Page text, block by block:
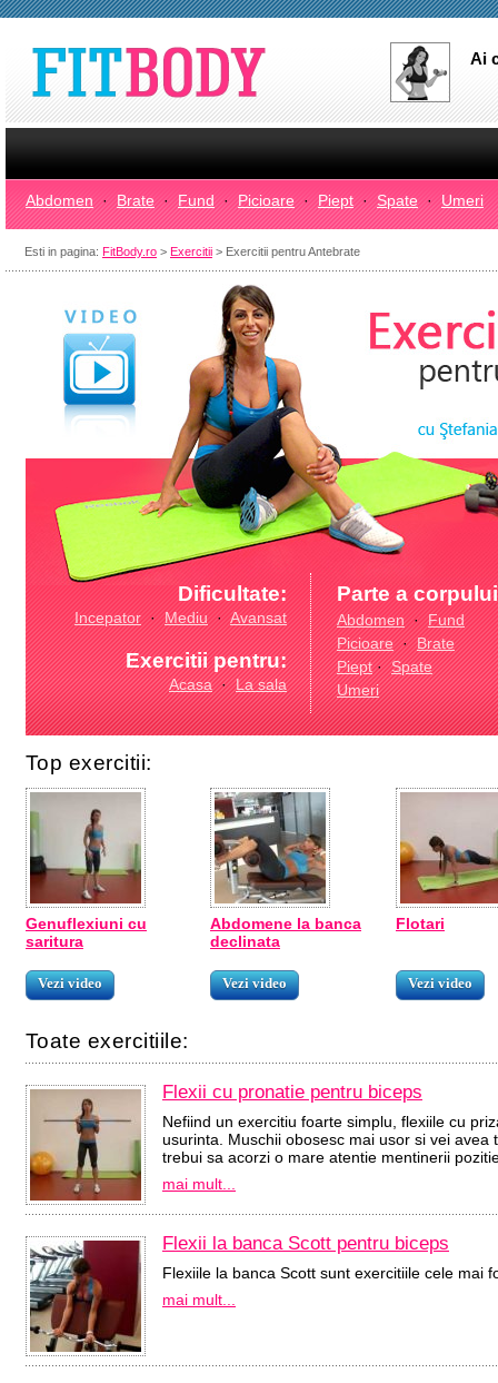
Ai
Abdomen · Brate · Fund · Picioare · Piept · Spate · Umeri
Esti in pagina: FitBody.ro > Exercitii > Exercitii pentru Antebrate
Dificultate:
Incepator·Mediu·Avansat
Exercitii pentru:
Acasa·La sala
Parte a
Abdomen·Fund
Picioare·Brate
Piept·Spate
Umeri
Top exercitii:
Genuflexiuni cu
saritura
Vezi video
Abdomene la banca
declinata
Vezi video
Flotari
Vezi video
Toate exercitiile:
Flexii cu pronatie pentru biceps
Nefiind un exercitiu foarte simplu, flexiile cu
usurinta. Muschii obosesc mai usor si vei
trebui sa acorzi o mare atentie mentinerii
mai mult...
Flexii la banca Scott pentru biceps
Flexiile la banca Scott sunt exercitiile cele mai
mai mult...